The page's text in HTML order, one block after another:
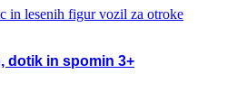
dotik in spomin 3+